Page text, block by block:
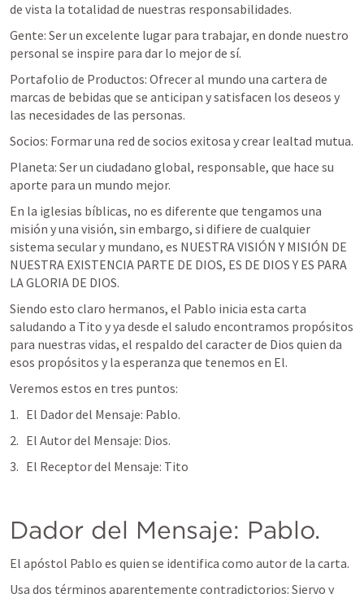
de vista la totalidad de nuestras responsabilidades.
Gente: Ser un excelente lugar para trabajar, en donde nuestro
personal se inspire para dar lo mejor de sí.
Portafolio de Productos: Ofrecer al mundo una cartera de
marcas de bebidas que se anticipan y satisfacen los deseos y
las necesidades de las personas.
Socios: Formar una red de socios exitosa y crear lealtad mutua.
Planeta: Ser un ciudadano global, responsable, que hace su
aporte para un mundo mejor.
En la iglesias bíblicas, no es diferente que tengamos una
misión y una visión, sin embargo, si difiere de cualquier
sistema secular y mundano, es NUESTRA VISIÓN Y MISIÓN DE
NUESTRA EXISTENCIA PARTE DE DIOS, ES DE DIOS Y ES PARA
LA GLORIA DE DIOS.
Siendo esto claro hermanos, el Pablo inicia esta carta
saludando a Tito y ya desde el saludo encontramos propósitos
para nuestras vidas, el respaldo del caracter de Dios quien da
esos propósitos y la esperanza que tenemos en El.
Veremos estos en tres puntos:
El Dador del Mensaje: Pablo.
El Autor del Mensaje: Dios.
El Receptor del Mensaje: Tito
Dador del Mensaje: Pablo.
El apóstol Pablo es quien se identifica como autor de la carta.
Usa dos términos aparentemente contradictorios: Siervo y